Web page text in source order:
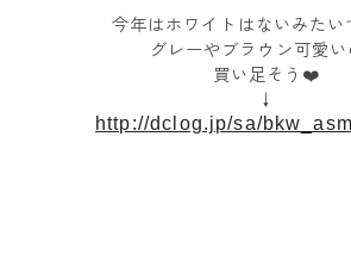
今年はホワイトはないみたい
グレーやブラウン可愛い
買い足そう❤️
↓
http://dclog.jp/sa/